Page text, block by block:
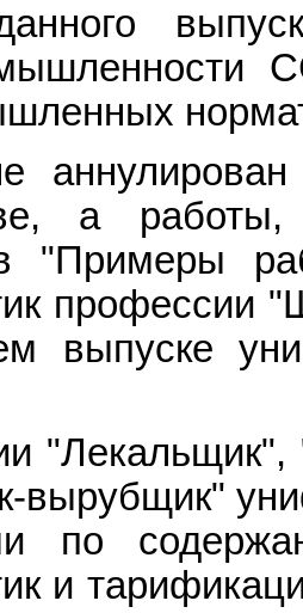
а
"Примеры
профессии
выпуске
"Лекальщик",
вырубщик"
по
и